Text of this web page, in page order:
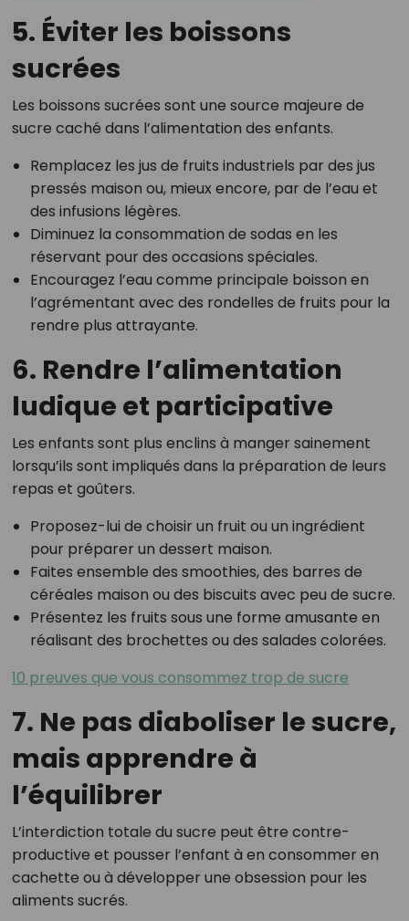
5. Éviter les boissons
sucrées
Les boissons sucrées sont une source majeure de
sucre caché dans l’alimentation des enfants.
Remplacez les jus de fruits industriels par des jus
pressés maison ou, mieux encore, par de l’eau et
des infusions légères.
Diminuez la consommation de sodas en les
réservant pour des occasions spéciales.
Encouragez l’eau comme principale boisson en
l’agrémentant avec des rondelles de fruits pour la
rendre plus attrayante.
6. Rendre l’alimentation
ludique et participative
Les enfants sont plus enclins à manger sainement
lorsqu’ils sont impliqués dans la préparation de leurs
repas et goûters.
Proposez-lui de choisir un fruit ou un ingrédient
pour préparer un dessert maison.
Faites ensemble des smoothies, des barres de
céréales maison ou des biscuits avec peu de sucre.
Présentez les fruits sous une forme amusante en
réalisant des brochettes ou des salades colorées.
10 preuves que vous consommez trop de sucre
7. Ne pas diaboliser le sucre,
mais apprendre à
l’équilibrer
L’interdiction totale du sucre peut être contre-
productive et pousser l’enfant à en consommer en
cachette ou à développer une obsession pour les
aliments sucrés.